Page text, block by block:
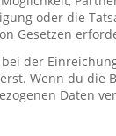
oder die
Gesetzen
der
Wenn du die
Daten